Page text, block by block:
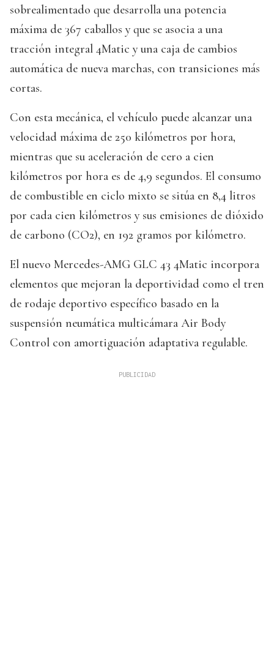
sobrealimentado que desarrolla una potencia
máxima de 367 caballos y que se asocia a una
tracción integral 4Matic y una caja de cambios
automática de nueva marchas, con transiciones más
cortas.
Con esta mecánica, el vehículo puede alcanzar una
velocidad máxima de 250 kilómetros por hora,
mientras que su aceleración de cero a cien
kilómetros por hora es de 4,9 segundos. El consumo
de combustible en ciclo mixto se sitúa en 8,4 litros
por cada cien kilómetros y sus emisiones de dióxido
de carbono (CO2), en 192 gramos por kilómetro.
El nuevo Mercedes-AMG GLC 43 4Matic incorpora
elementos que mejoran la deportividad como el tren
de rodaje deportivo específico basado en la
suspensión neumática multicámara Air Body
Control con amortiguación adaptativa regulable.